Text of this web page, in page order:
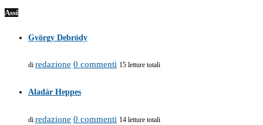
Assi
György Debrödy
di redazione 0 commenti 15 letture totali
Aladár Heppes
di redazione 0 commenti 14 letture totali